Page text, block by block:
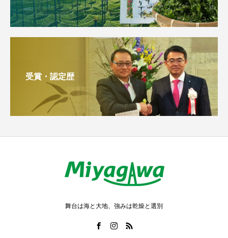
受賞・認定歴
舞台は海と大地、強みは乾燥と選別